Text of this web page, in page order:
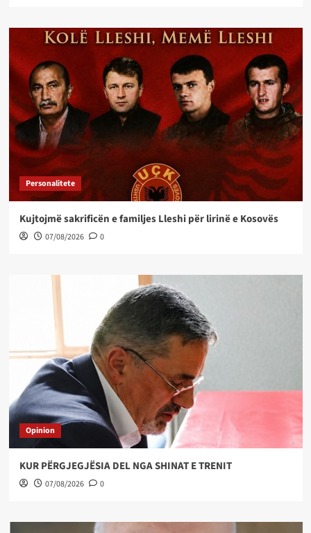
Personalitete
Kujtojmë sakrificën e familjes Lleshi për lirinë e Kosovës
07/08/2026 0
Opinion
KUR PËRGJEGJËSIA DEL NGA SHINAT E TRENIT
07/08/2026 0